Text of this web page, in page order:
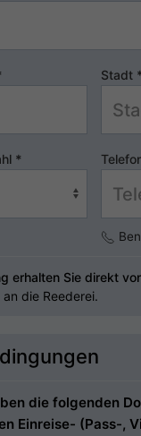
Stadt
*
erhalten Sie direkt
die Reederei.
die folgenden
Einreise- (Pass-,